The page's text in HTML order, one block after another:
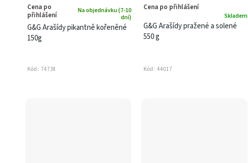
G&G Arašídy pikantně kořeněné
150g
Na objednávku (7-10
dní)
Cena po
přihlášení
Kód: 74738
G&G Arašídy pražené a solené
550 g
Skladem
Cena po přihlášení
Kód: 44017